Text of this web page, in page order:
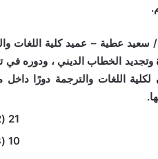
عطية – عميد كلية اللغات
وتجديد الخطاب الديني ، ودوره
اللغات والترجمة دورًا